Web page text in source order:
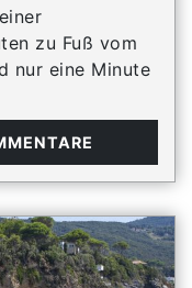
zu Fuß vom
nur eine Minute